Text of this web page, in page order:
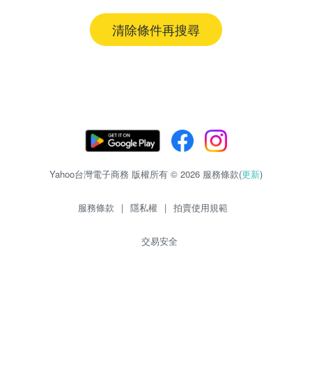
清除條件再搜尋
Yahoo台灣電子商務 版權所有 © 2026 服務條款(更新)
服務條款 | 隱私權 | 拍賣使用規範
交易安全